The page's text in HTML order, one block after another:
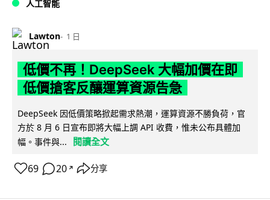
人工智能
Lawton 1 日
低價不再！DeepSeek 大幅加價在即
低價搶客反釀運算資源告急
DeepSeek 因低價策略掀起需求熱潮，運算資源不勝負荷，官
方於 8 月 6 日宣布即將大幅上調 API 收費，惟未公布具體加
幅。事件與...
閱讀全文
69 20 ↗ 分享